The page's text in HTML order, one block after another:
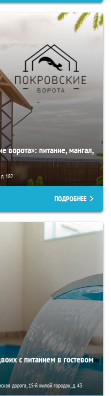
ворота»: питание, мангал,
182
ПОДРОБНЕЕ
с питанием в гостевом
дорога, 15-й жилой городок, д. 43